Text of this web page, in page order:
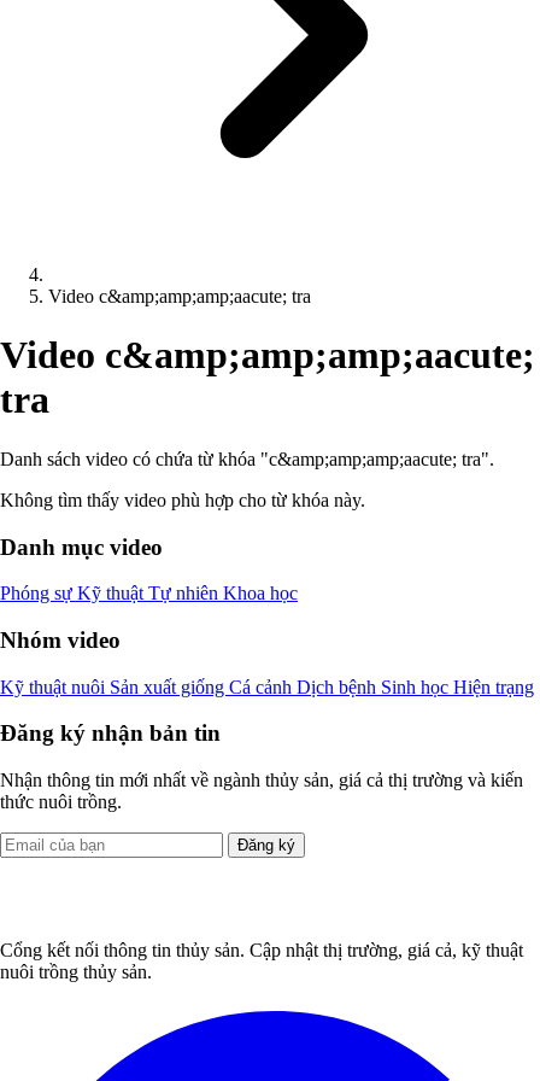
Video c&amp;amp;amp;aacute; tra
Video c&amp;amp;amp;aacute;
tra
Danh sách video có chứa từ khóa "c&amp;amp;amp;aacute; tra".
Không tìm thấy video phù hợp cho từ khóa này.
Danh mục video
Phóng sự Kỹ thuật Tự nhiên Khoa học
Nhóm video
Kỹ thuật nuôi Sản xuất giống Cá cảnh Dịch bệnh Sinh học Hiện trạng
Đăng ký nhận bản tin
Nhận thông tin mới nhất về ngành thủy sản, giá cả thị trường và kiến
thức nuôi trồng.
Đăng ký
Cổng kết nối thông tin thủy sản. Cập nhật thị trường, giá cả, kỹ thuật
nuôi trồng thủy sản.